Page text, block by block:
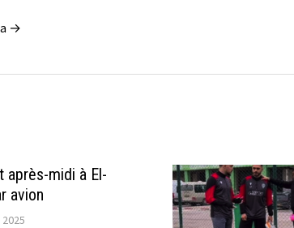
→
après-midi à El-
avion